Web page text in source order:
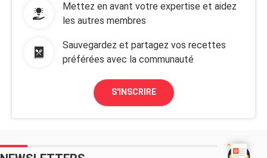
Mettez en avant votre expertise et aidez
les autres membres
Sauvegardez et partagez vos recettes
préférées avec la communauté
S'INSCRIRE